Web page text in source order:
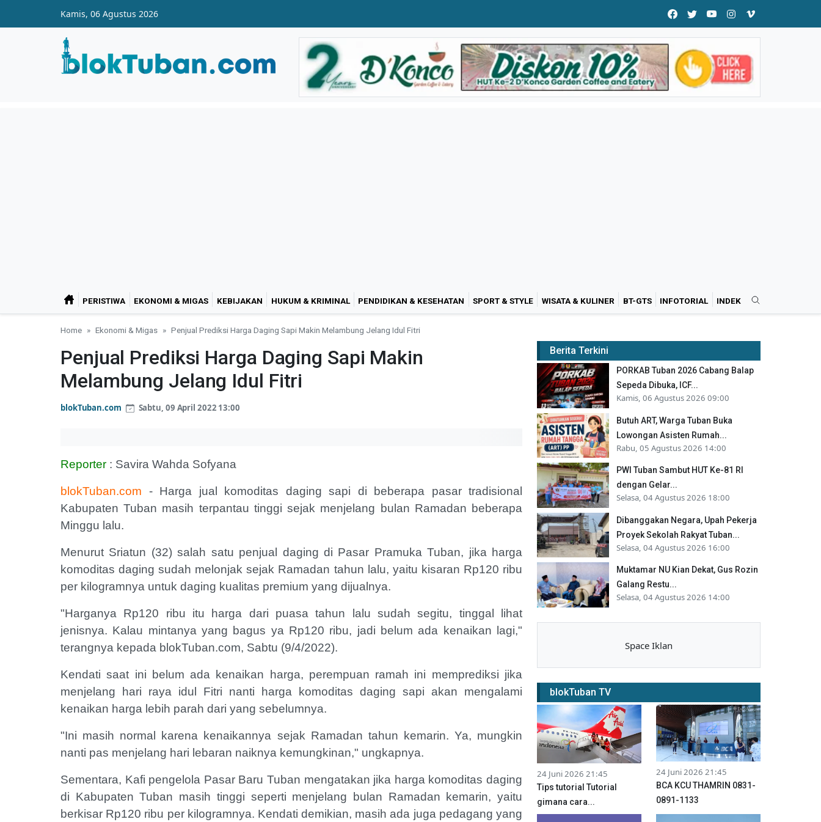
Kamis, 06 Agustus 2026
PERISTIWA EKONOMI & MIGAS KEBIJAKAN HUKUM & KRIMINAL PENDIDIKAN & KESEHATAN SPORT & STYLE WISATA & KULINER BT-GTS INFOTORIAL INDEK
Home Ekonomi & Migas Penjual Prediksi Harga Daging Sapi Makin Melambung Jelang Idul Fitri
Penjual Prediksi Harga Daging Sapi Makin
Melambung Jelang Idul Fitri
blokTuban.com Sabtu, 09 April 2022 13:00
Reporter : Savira Wahda Sofyana
blokTuban.com - Harga jual komoditas daging sapi di beberapa pasar tradisional
Kabupaten Tuban masih terpantau tinggi sejak menjelang bulan Ramadan beberapa
Minggu lalu.
Menurut Sriatun (32) salah satu penjual daging di Pasar Pramuka Tuban, jika harga
komoditas daging sudah melonjak sejak Ramadan tahun lalu, yaitu kisaran Rp120 ribu
per kilogramnya untuk daging kualitas premium yang dijualnya.
"Harganya Rp120 ribu itu harga dari puasa tahun lalu sudah segitu, tinggal lihat
jenisnya. Kalau mintanya yang bagus ya Rp120 ribu, jadi belum ada kenaikan lagi,"
terangnya kepada blokTuban.com, Sabtu (9/4/2022).
Kendati saat ini belum ada kenaikan harga, perempuan ramah ini memprediksi jika
menjelang hari raya idul Fitri nanti harga komoditas daging sapi akan mengalami
kenaikan harga lebih parah dari yang sebelumnya.
"Ini masih normal karena kenaikannya sejak Ramadan tahun kemarin. Ya, mungkin
nanti pas menjelang hari lebaran naiknya kemungkinan," ungkapnya.
Sementara, Kafi pengelola Pasar Baru Tuban mengatakan jika harga komoditas daging
di Kabupaten Tuban masih tinggi seperti menjelang bulan Ramadan kemarin, yaitu
berkisar Rp120 ribu per kilogramnya. Kendati demikian, masih ada juga pedagang yang
Berita Terkini
PORKAB Tuban 2026 Cabang Balap
Sepeda Dibuka, ICF...
Kamis, 06 Agustus 2026 09:00
Butuh ART, Warga Tuban Buka
Lowongan Asisten Rumah...
Rabu, 05 Agustus 2026 14:00
PWI Tuban Sambut HUT Ke-81 RI
dengan Gelar...
Selasa, 04 Agustus 2026 18:00
Dibanggakan Negara, Upah Pekerja
Proyek Sekolah Rakyat Tuban...
Selasa, 04 Agustus 2026 16:00
Muktamar NU Kian Dekat, Gus Rozin
Galang Restu...
Selasa, 04 Agustus 2026 14:00
Space Iklan
blokTuban TV
24 Juni 2026 21:45
Tips tutorial Tutorial
gimana cara...
24 Juni 2026 21:45
BCA KCU THAMRIN 0831-
0891-1133